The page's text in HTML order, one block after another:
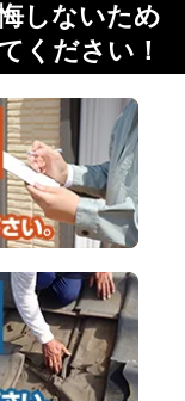
しないため
ください！